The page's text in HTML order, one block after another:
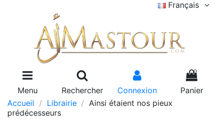
Français
Menu Rechercher Connexion
0
Panier
Accueil
Librairie
Ainsi étaient nos pieux
prédécesseurs